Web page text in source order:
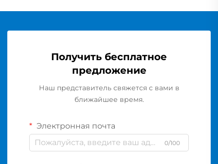
Получить бесплатное
предложение
Наш представитель свяжется с вами в
ближайшее время.
Электронная почта
0/100